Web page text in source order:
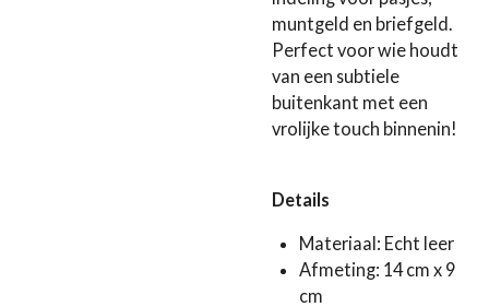
muntgeld en briefgeld.
Perfect voor wie houdt
van een subtiele
buitenkant met een
vrolijke touch binnenin!
Details
Materiaal: Echt leer
Afmeting: 14 cm x 9
cm